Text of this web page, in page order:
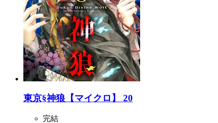
東京§神狼【マイクロ】 20
完結